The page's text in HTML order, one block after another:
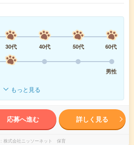
30代 40代 50代
60代
男性
もっと見る
応募へ進む 詳しく見る
株式会社ニッソーネット 保育